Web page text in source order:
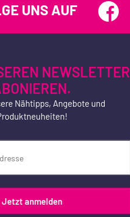
UNS AUF
NEWSLETTER
Nähtipps, Angebote und
Jetzt anmelden